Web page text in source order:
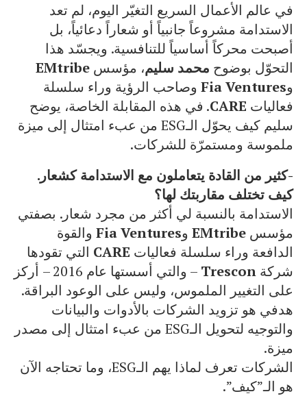
في عالم الأعمال السريع التغيّر اليوم، لم تعد
الاستدامة مشروعاً جانبياً أو شعاراً دعائياً، بل
أصبحت محركاً أساسياً للتنافسية. ويجسّد هذا
التحوّل بوضوح محمد سليم، مؤسس EMtribe
وFia Ventures وصاحب الرؤية وراء سلسلة
فعاليات CARE. في هذه المقابلة الخاصة، يوضح
سليم كيف يحوّل الـESG من عبء امتثال إلى ميزة
ملموسة ومستمرّة للشركات.
-كثير من القادة يتعاملون مع الاستدامة كشعار.
كيف تختلف مقاربتك لها؟
الاستدامة بالنسبة لي أكثر من مجرد شعار. بصفتي
مؤسس EMtribe وFia Ventures والقوة
الدافعة وراء سلسلة فعاليات CARE التي تقودها
شركة Trescon
– والتي أسستها عام 2016 – أركز
على التغيير الملموس، وليس على الوعود البراقة.
هدفي هو تزويد الشركات بالأدوات والبيانات
والتوجيه لتحويل الـESG من عبء امتثال إلى مصدر
ميزة.
الشركات تعرف لماذا يهم الـESG، وما تحتاجه الآن
هو الـ”كيف”.